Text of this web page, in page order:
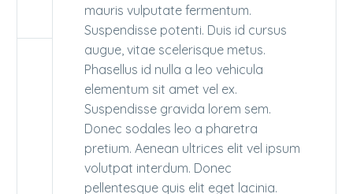
mauris vulputate fermentum.
Suspendisse potenti. Duis id cursus
augue, vitae scelerisque metus.
Phasellus id nulla a leo vehicula
elementum sit amet vel ex.
Suspendisse gravida lorem sem.
Donec sodales leo a pharetra
pretium. Aenean ultrices elit vel ipsum
volutpat interdum. Donec
pellentesque quis elit eget lacinia.